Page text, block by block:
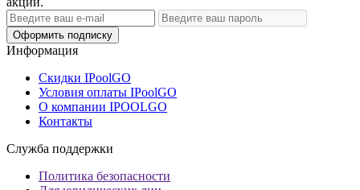
Оформить подписку
Информация
Скидки IPoolGO
Условия оплаты IPoolGO
О компании IPOOLGO
Контакты
Служба поддержки
Политика безопасности